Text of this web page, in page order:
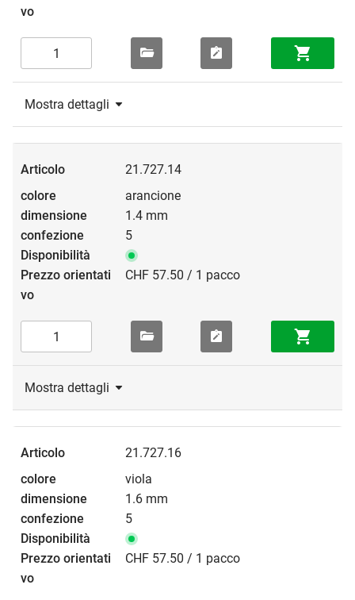
Mostra dettagli
21.727.14
arancione
1.4 mm
5
CHF 57.50 / 1 pacco
Mostra dettagli
21.727.16
viola
1.6 mm
5
CHF 57.50 / 1 pacco